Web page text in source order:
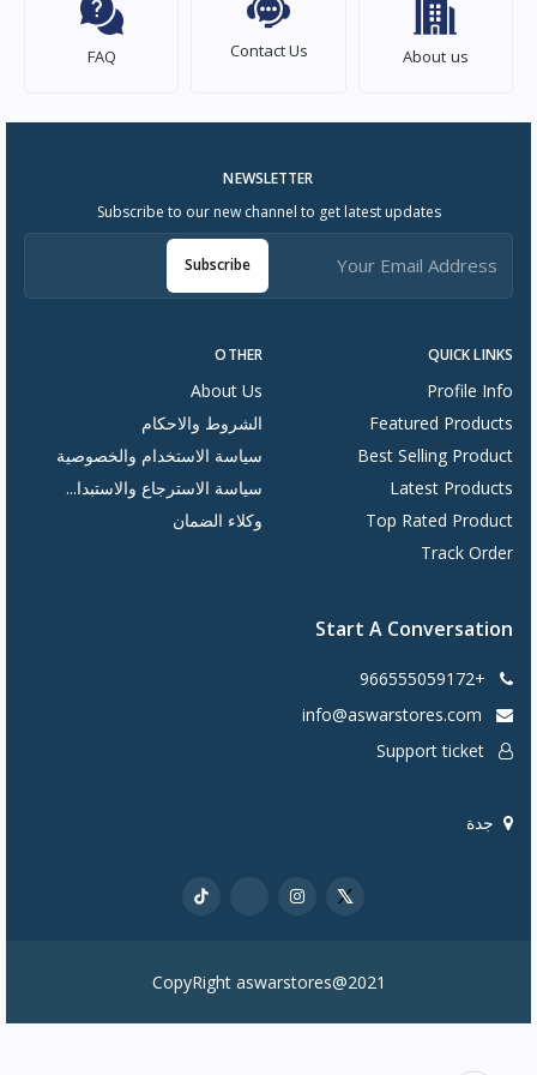
About us
Contact Us
FAQ
QUICK LINKS
Profile Info
Featured Products
Best Selling Product
Latest Products
Top Rated Product
Track Order
OTHER
About Us
الشروط والاحكام
سياسة الاستخدام والخصوصية
سياسة الاسترجاع والاستبدا...
وكلاء الضمان
NEWSLETTER
Subscribe to our new channel to get latest updates
Subscribe
Start A Conversation
+966555059172
جدة
CopyRight aswarstores@2021